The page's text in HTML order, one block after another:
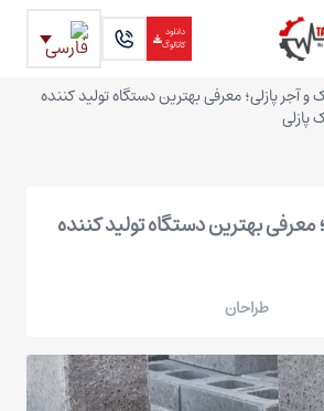
دانلود
کاتالوگ
و آجر پازلی؛ معرفی بهترین دستگاه تولید کننده
پازلی
معرفی بهترین دستگاه تولید کننده
طراحان